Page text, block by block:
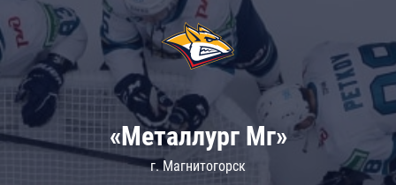
«Металлург Мг»
г. Магнитогорск